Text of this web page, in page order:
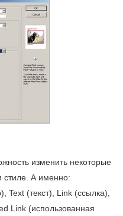
изменить некоторые
стиле. А именно:
(текст), Link (ссылка),
Link (использованная